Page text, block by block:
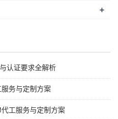
+
认证要求全解析
务与定制方案
工服务与定制方案